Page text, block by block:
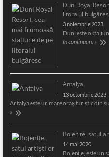
Duni Royal
litoralul
3 noiembrie 2023
Duni este o
în continuare »
Antalya
13 octombrie 2023
Antalya este un mare oraş turistic din
»
Bojeniţe, satul
14 mai 2020
Bojeniţe, este un